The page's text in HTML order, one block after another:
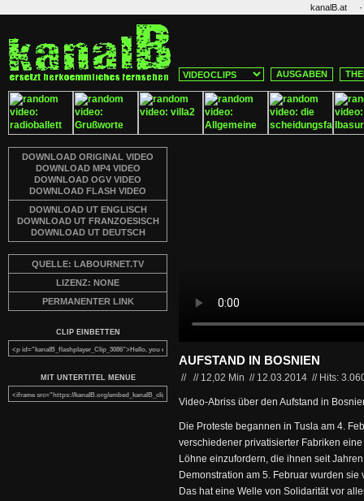
kanalB.at ·
AUSGABEN
DOWNLOAD ORIGINAL VIDEO
DOWNLOAD MP4 VIDEO
DOWNLOAD OGV VIDEO
DOWNLOAD FLASH VIDEO
DOWNLOAD UT ENGLISCH
DOWNLOAD UT FRANZOESISCH
DOWNLOAD UT DEUTSCH
QUELLE: LABOURNET.TV
LIZENZ: NONE
PERMANENTER LINK
CLIP EINBETTEN
MIT UNTERTITEL MENUE
AUFSTAND IN BOSNIEN
// // 12,02 Min // 12.03.2014 // Hits:
Video-Abriss über den Aufstand in
Die Proteste begannen in Tusla am 4.
verschiedener privatisierter Fabriken
Löhne einzufordern, die ihnen seit
Demonstration am 5. Februar wurden
Das hat eine Welle von Solidarität vor